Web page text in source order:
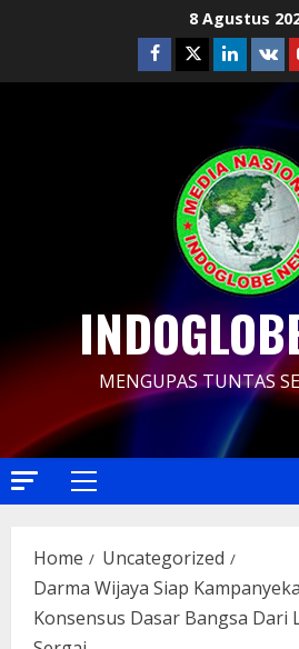
8 Agustus
Facebook
TwitterLinkedin
VK
MENGUPAS TUNTAS
Primary
Home
Uncategorized
Darma Wijaya Siap
Konsensus Dasar Bangsa Dari